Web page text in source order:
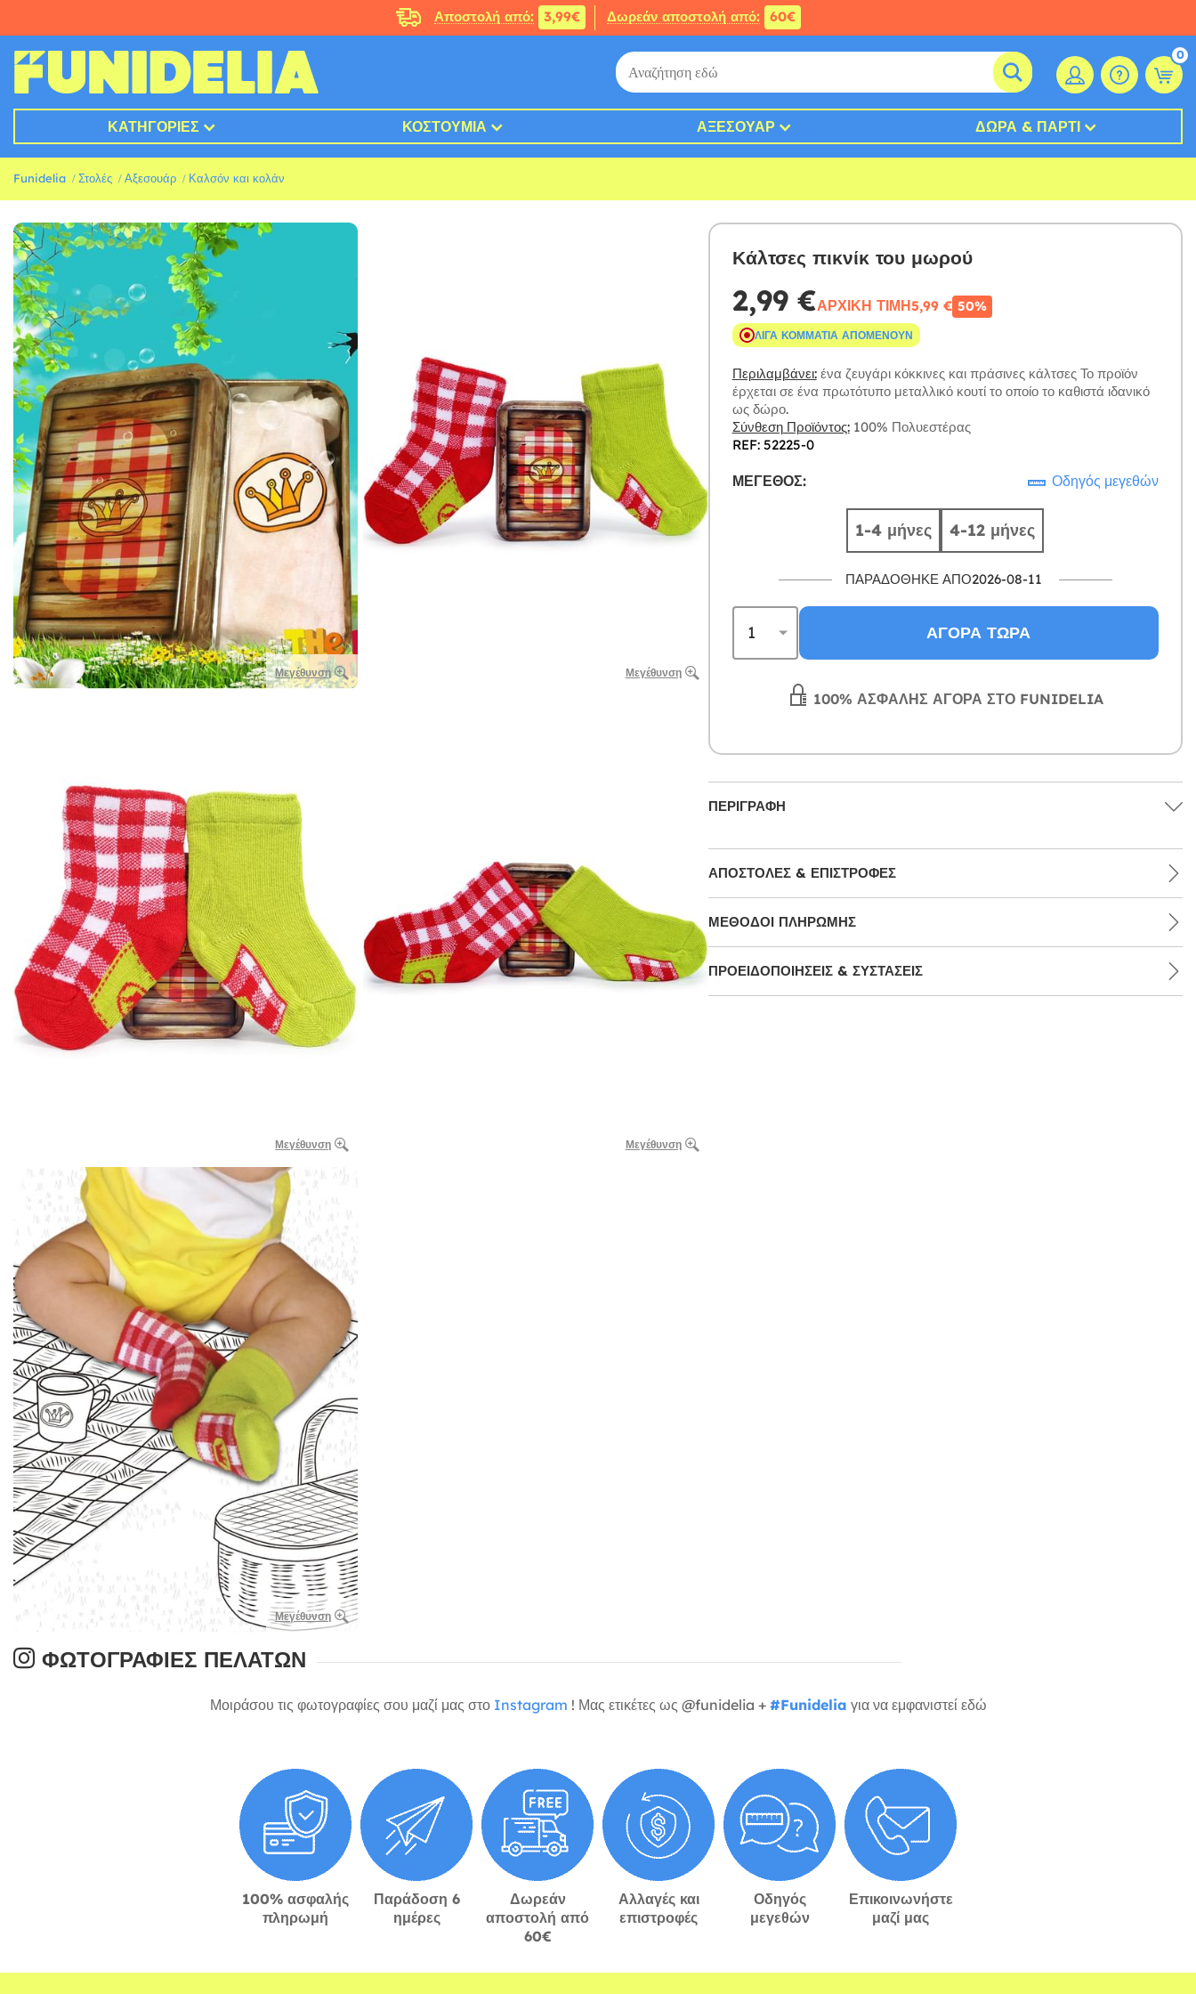
Αποστολή από: 3,99€ Δωρεάν αποστολή από: 60€
0
ΚΑΤΗΓΟΡΊΕΣ ΚΟΣΤΟΎΜΙΑ ΑΞΕΣΟΥΆΡ ΔΏΡΑ & ΠΆΡΤΙ
Funidelia Στολές Αξεσουάρ Καλσόν και κολάν
Μεγέθυνση Μεγέθυνση
Μεγέθυνση Μεγέθυνση
Μεγέθυνση
Κάλτσες πικνίκ του μωρού
2,99 €ΑΡΧΙΚΉ ΤΙΜΉ5,99 € 50%
ΛΊΓΑ ΚΟΜΜΆΤΙΑ ΑΠΟΜΈΝΟΥΝ
Περιλαμβάνει:ένα ζευγάρι κόκκινες και πράσινες κάλτσες Το προϊόν
έρχεται σε ένα πρωτότυπο μεταλλικό κουτί το οποίο το καθιστά ιδανικό
ως δώρο.
Σύνθεση Προϊόντος:100% Πολυεστέρας
REF: 52225-0
ΜΈΓΕΘΟΣ: Οδηγός μεγεθών
1-4 μήνες 4-12 μήνες
ΠΑΡΑΔΌΘΗΚΕ ΑΠΌ2026-08-11
ΑΓΟΡΆ ΤΏΡΑ
100% ΑΣΦΑΛΉΣ ΑΓΟΡΆ ΣΤΟ FUNIDELIA
ΠΕΡΙΓΡΑΦΉ
ΑΠΟΣΤΟΛΈΣ & ΕΠΙΣΤΡΟΦΈΣ
ΜΕΘΌΔΟΙ ΠΛΗΡΩΜΉΣ
ΠΡΟΕΙΔΟΠΟΙΉΣΕΙΣ & ΣΥΣΤΆΣΕΙΣ
ΦΩΤΟΓΡΑΦΊΕΣ ΠΕΛΑΤΏΝ
Μοιράσου τις φωτογραφίες σου μαζί μας στο Instagram ! Μας ετικέτες ως @funidelia + #Funidelia για να εμφανιστεί εδώ
100% ασφαλής
πληρωμή
Παράδοση 6
ημέρες
Δωρεάν
αποστολή από
60€
Αλλαγές και
επιστροφές
Οδηγός
μεγεθών
Επικοινωνήστε
μαζί μας